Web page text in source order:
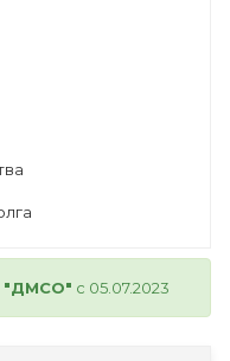
"ДМСО" с 05.07.2023